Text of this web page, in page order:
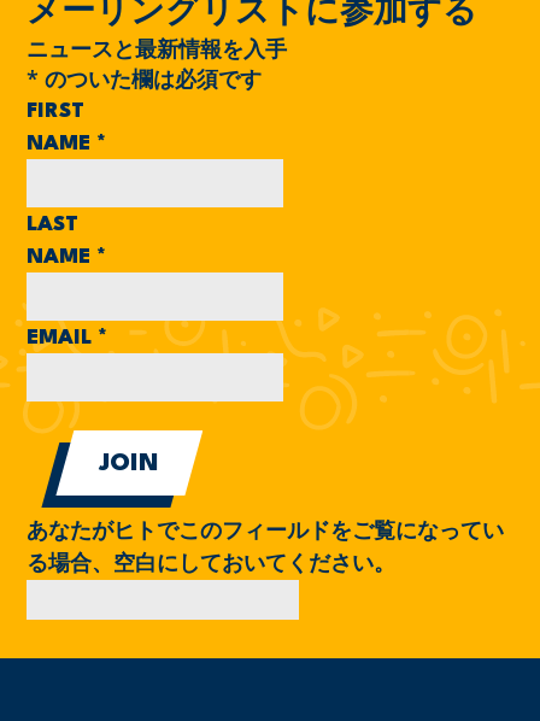
メーリングリストに参加する
ニュースと最新情報を入手
* のついた欄は必須です
FIRST
NAME *
LAST
NAME *
EMAIL *
あなたがヒトでこのフィールドをご覧になってい
る場合、空白にしておいてください。